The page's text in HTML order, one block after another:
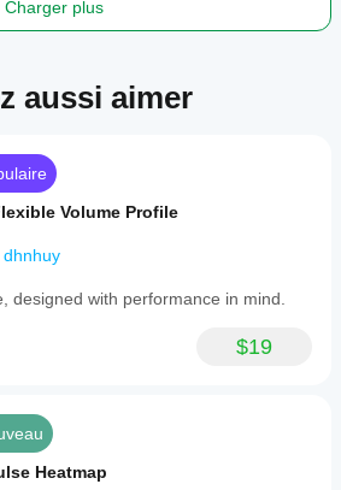
Charger plus
aussi aimer
Volume Profile
dhnhuy
designed with performance in mind.
$19
Heatmap